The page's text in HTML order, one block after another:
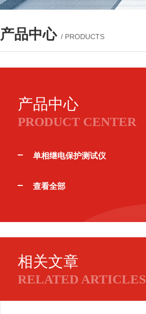
产品中心 / PRODUCTS
产品中心
PRODUCT CENTER
单相继电保护测试仪
查看全部
相关文章
RELATED ARTICLES